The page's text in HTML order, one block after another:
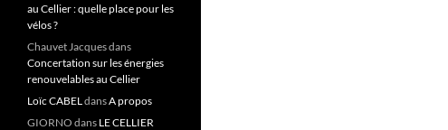
au Cellier : quelle place pour les
vélos ?
Chauvet Jacquesdans
Concertation sur les énergies
renouvelables au Cellier
Loïc CABELdansA propos
GIORNO dans LE CELLIER